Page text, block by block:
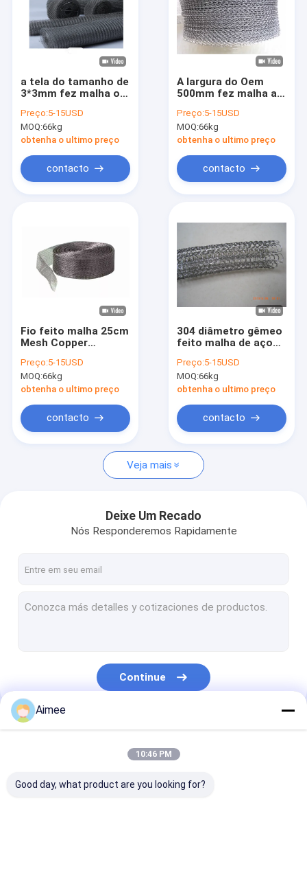
Quem Somos
Fábrica
notícias
Casos
Rede de arame feita malha
Rede de arame feita malha comprimida
Fio Mesh Washer
tela de malha feita malha
Malha feita malha de cobre
Rede de arame tecida
a tela do tamanho de
3*3mm fez malha o
de Mesh For
Stainless Steel Gas
Preço:5-15USD
MOQ:66kg
obtenha o ultimo preço
contacto
A largura do Oem
500mm fez malha a
inoxidável 304 316
Preço:5-15USD
MOQ:66kg
obtenha o ultimo preço
contacto
Fio feito malha 25cm
Mesh Copper
Steel do diâmetro no
filtro líquido do gás
Preço:5-15USD
MOQ:66kg
obtenha o ultimo preço
contacto
304 diâmetro gêmeo
feito malha de aço
20mm de Mesh
Diameter 0.24mm do
fio
Preço:5-15USD
MOQ:66kg
obtenha o ultimo preço
contacto
Veja mais
Deixe Um Recado
Nós Responderemos Rapidamente
Continue
Nossas Categorias
Aimee
10:46 PM
Good day, what product are you looking for?